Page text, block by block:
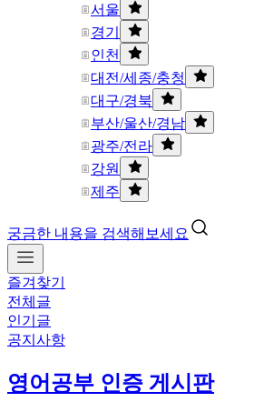
서울
경기
인천
대전/세종/충청
대구/경북
부산/울산/경남
광주/전라
강원
제주
궁금한 내용을 검색해보세요
즐겨찾기
전체글
인기글
공지사항
영어공부 인증 게시판